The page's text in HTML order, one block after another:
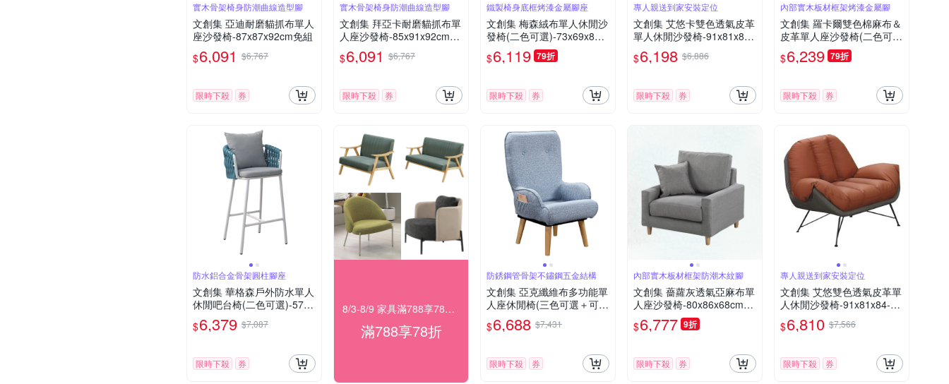
實木骨架椅身防潮曲線造型腳
文創集 亞迪耐磨貓抓布單人
座沙發椅-87x87x92cm免組
$6,091 $6,767
限時下殺 券
實木骨架椅身防潮曲線造型腳
文創集 拜亞卡耐磨貓抓布單
人座沙發椅-85x91x92cm免
組
$6,091 $6,767
限時下殺 券
鐵製椅身底框烤漆金屬腳座
文創集 梅森絨布單人休閒沙
發椅(二色可選)-73x69x87c
m免組
$6,119 79折
限時下殺 券
專人親送到家安裝定位
文創集 艾悠卡雙色透氣皮革
單人休閒沙發椅-91x81x84-
cm免組
$6,198 $6,886
限時下殺 券
內部實木板材框架烤漆金屬腳
文創集 羅卡爾雙色棉麻布＆
皮革單人座沙發椅(二色可
選)-79x79x79cm免組
$6,239 79折
限時下殺 券
防水鋁合金骨架圓柱腳座
文創集 華格森戶外防水單人
休閒吧台椅(二色可選)-57x6
0x108cm免組
$6,379 $7,087
限時下殺 券
8/3-8/9 家具滿788享78折！
滿788享78折
防銹鋼管骨架不鏽鋼五金結構
文創集 亞克纖維布多功能單
人座休閒椅(三色可選＋可3
60度旋轉＋可摺合收納)-62
x55x105cm免組
$6,688 $7,431
限時下殺 券
內部實木板材框架防潮木紋腳
文創集 薔蘿灰透氣亞麻布單
人座沙發椅-80x86x68cm免
組
$6,777 9折
限時下殺 券
專人親送到家安裝定位
文創集 艾悠雙色透氣皮革單
人休閒沙發椅-91x81x84-c
m免組
$6,810 $7,566
限時下殺 券